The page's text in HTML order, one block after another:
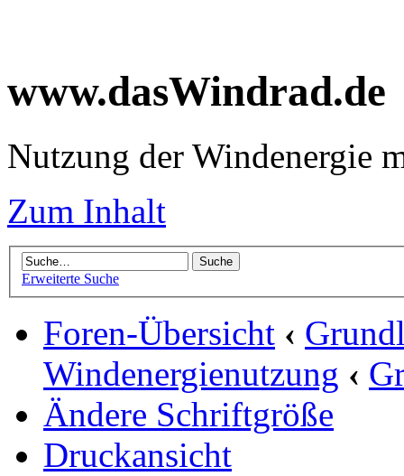
www.dasWindrad.de
Nutzung der Windenergie
Zum Inhalt
Erweiterte Suche
Foren-Übersicht ‹
Windenergienutzung ‹
Ändere Schriftgröße
Druckansicht